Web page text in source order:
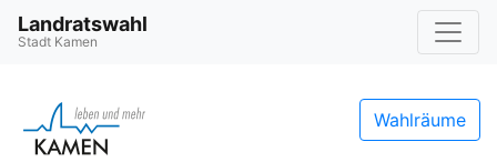
Landratswahl
Stadt Kamen
Wahlräume